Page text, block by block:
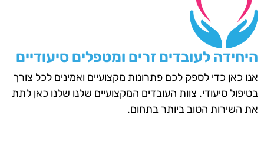
היחידה לעובדים זרים ומטפלים סיעודיים
אנו כאן כדי לספק לכם פתרונות מקצועיים ואמינים לכל צורך
בטיפול סיעודי. צוות העובדים המקצועיים שלנו שלנו כאן לתת
את השירות הטוב ביותר בתחום.